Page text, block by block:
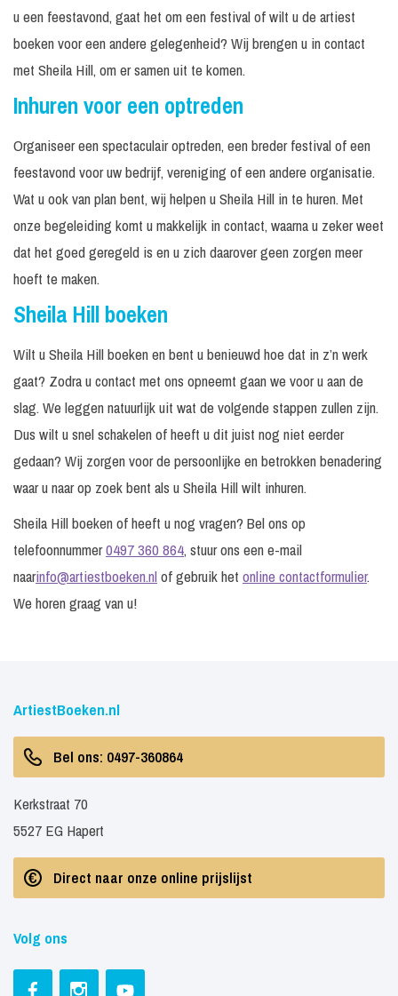
u een feestavond, gaat het om een festival of wilt u de artiest
boeken voor een andere gelegenheid? Wij brengen u in contact
met Sheila Hill, om er samen uit te komen.
Inhuren voor een optreden
Organiseer een spectaculair optreden, een breder festival of een
feestavond voor uw bedrijf, vereniging of een andere organisatie.
Wat u ook van plan bent, wij helpen u Sheila Hill in te huren. Met
onze begeleiding komt u makkelijk in contact, waarna u zeker weet
dat het goed geregeld is en u zich daarover geen zorgen meer
hoeft te maken.
Sheila Hill boeken
Wilt u Sheila Hill boeken en bent u benieuwd hoe dat in z’n werk
gaat? Zodra u contact met ons opneemt gaan we voor u aan de
slag. We leggen natuurlijk uit wat de volgende stappen zullen zijn.
Dus wilt u snel schakelen of heeft u dit juist nog niet eerder
gedaan? Wij zorgen voor de persoonlijke en betrokken benadering
waar u naar op zoek bent als u Sheila Hill wilt inhuren.
Sheila Hill boeken of heeft u nog vragen? Bel ons op
telefoonnummer0497 360 864, stuur ons een e-mail
naarinfo@artiestboeken.nlof gebruik het online contactformulier.
We horen graag van u!
ArtiestBoeken.nl
Bel ons: 0497-360864
Kerkstraat 70
5527 EG Hapert
Direct naar onze online prijslijst
Volg ons